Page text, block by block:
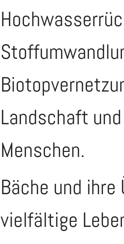
Landschaft
Menschen.
Bäche und
vielfältige